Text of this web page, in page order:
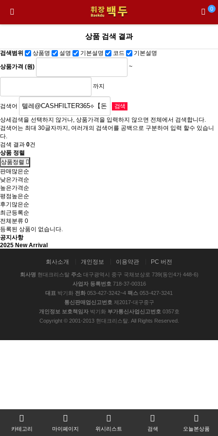
0
상품 검색 결과
검색범위 상품명 설명 기본설명 코드 기본설명
상품가격 (원) ~
까지
검색어
상세검색을 선택하지 않거나, 상품가격을 입력하지 않으면 전체에서 검색합니다.
검색어는 최대 30글자까지, 여러개의 검색어를 공백으로 구분하여 입력 할수 있습니
다.
검색 결과 0건
상품 정렬
상품정렬
판매많은순
낮은가격순
높은가격순
평점높은순
후기많은순
최근등록순
전체분류 0
등록된 상품이 없습니다.
카테고리 마이페이지 위시리스트 검색 오늘본상품
공지사항
2025 New Arrival
회사소개 개인정보 이용약관 PC 버전
회사명 현대크리스탈 주소대구광역시 중구 국채보상로 739(동인4가 448-6)
사업자 등록번호 718-37-00316
대표 박기화 전화 053-427-3242~4 팩스 053-427-3241
통신판매업신고번호 제2017-대구중구
개인정보 보호책임자박기화 부가통신사업신고번호 0357호
Copyright © 2001-2013 현대크리스탈. All Rights Reserved.